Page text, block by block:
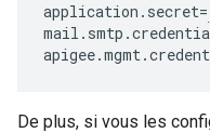
application.secret=
De plus, si vous les